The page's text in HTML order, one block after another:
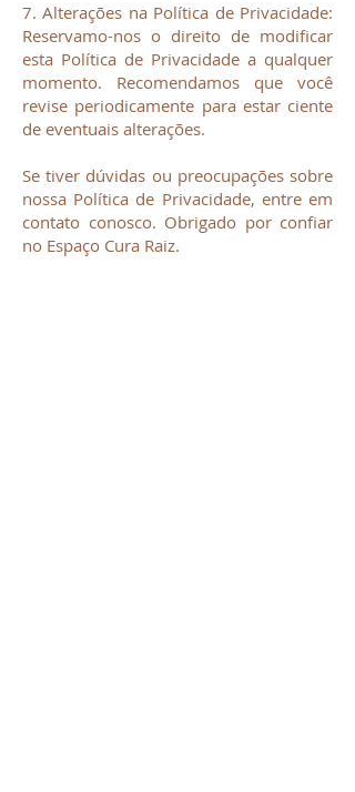
7. Alterações na Política de Privacidade:
Reservamo-nos o direito de modificar
esta Política de Privacidade a qualquer
momento. Recomendamos que você
revise periodicamente para estar ciente
de eventuais alterações.
Se tiver dúvidas ou preocupações sobre
nossa Política de Privacidade, entre em
contato conosco. Obrigado por confiar
no Espaço Cura Raiz.